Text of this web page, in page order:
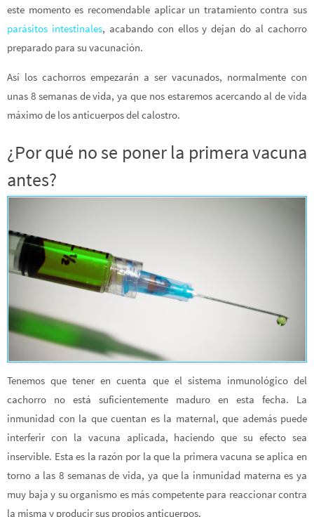
este momento es recomendable aplicar un tratamiento contra sus
parásitos intestinales, acabando con ellos y dejan do al cachorro
preparado para su vacunación.
Así los cachorros empezarán a ser vacunados, normalmente con
unas 8 semanas de vida, ya que nos estaremos acercando al de vida
máximo de los anticuerpos del calostro.
¿Por qué no se poner la primera vacuna
antes?
Tenemos que tener en cuenta que el sistema inmunológico del
cachorro no está suficientemente maduro en esta fecha. La
inmunidad con la que cuentan es la maternal, que además puede
interferir con la vacuna aplicada, haciendo que su efecto sea
inservible. Esta es la razón por la que la primera vacuna se aplica en
torno a las 8 semanas de vida, ya que la inmunidad materna es ya
muy baja y su organismo es más competente para reaccionar contra
la misma y producir sus propios anticuerpos.